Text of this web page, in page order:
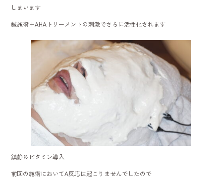
しまいます
鍼施術＋AHAトリーメントの刺激でさらに活性化されます
鎮静＆ビタミン導入
前回の施術においてA反応は起こりませんでしたので